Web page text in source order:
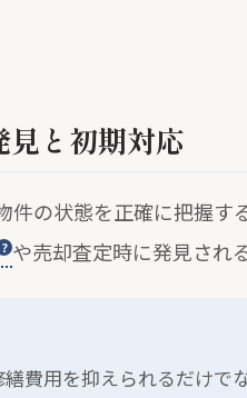
と初期対応
件の状態を正確に把握
や売却査定時に発見され
費用を抑えられるだけ